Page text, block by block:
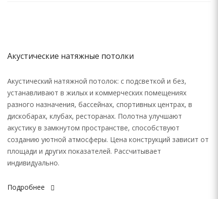
Акустические натяжные потолки
Акустический натяжной потолок: с подсветкой и без,
устанавливают в жилых и коммерческих помещениях
разного назначения, бассейнах, спортивных центрах, в
дискобарах, клубах, ресторанах. Полотна улучшают
акустику в замкнутом пространстве, способствуют
созданию уютной атмосферы. Цена конструкций зависит от
площади и других показателей. Рассчитывает
индивидуально.
Подробнее